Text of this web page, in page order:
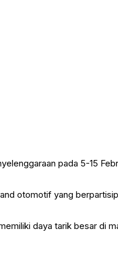
pada 5-15
otomotif yang
daya tarik besar di